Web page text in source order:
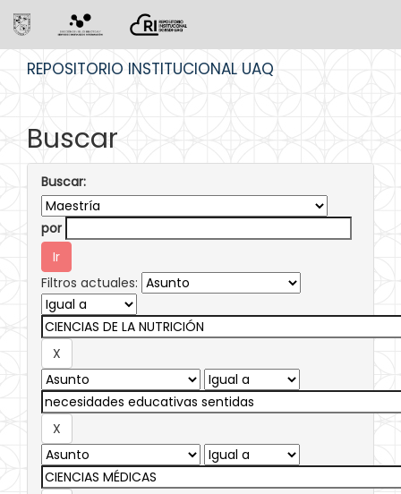
REPOSITORIO INSTITUCIONAL UAQ
Buscar
Buscar:
por
Filtros actuales: